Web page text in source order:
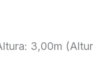
3,00m